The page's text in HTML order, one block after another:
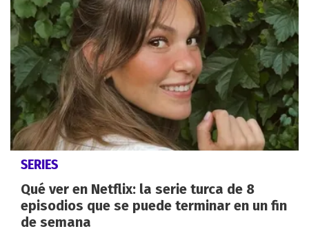
SERIES
Qué ver en Netflix: la serie turca de 8
episodios que se puede terminar en un fin
de semana